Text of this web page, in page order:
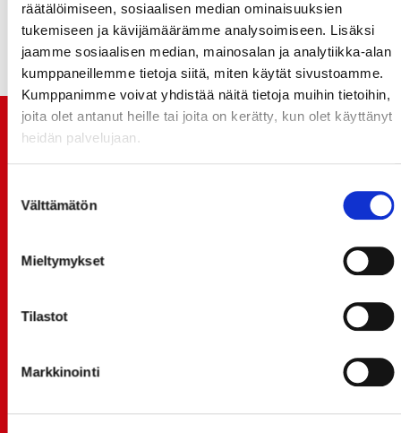
räätälöimiseen, sosiaalisen median ominaisuuksien
tukemiseen ja kävijämäärämme analysoimiseen. Lisäksi
jaamme sosiaalisen median, mainosalan ja analytiikka-alan
kumppaneillemme tietoja siitä, miten käytät sivustoamme.
Kumppanimme voivat yhdistää näitä tietoja muihin tietoihin,
joita olet antanut heille tai joita on kerätty, kun olet käyttänyt
heidän palvelujaan.
valinta
Välttämätön
Mieltymykset
Tilastot
Markkinointi
TUOREIMMAT UUTISET
JOKERIT-OTTELUN LIPUT MYYNTIIN HUOMENNA TI
21.7. 12:00 - ENNAKKOKYSYNTÄ POIKKEUKSELLISTA
TO 13.8. - LIPUT NYT MYYNNISSÄ
Rinta-Joupin Autoliike jatkaa Sportin